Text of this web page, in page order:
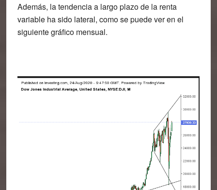
Además, la tendencia a largo plazo de la renta
variable ha sido lateral, como se puede ver en el
siguiente gráfico mensual.